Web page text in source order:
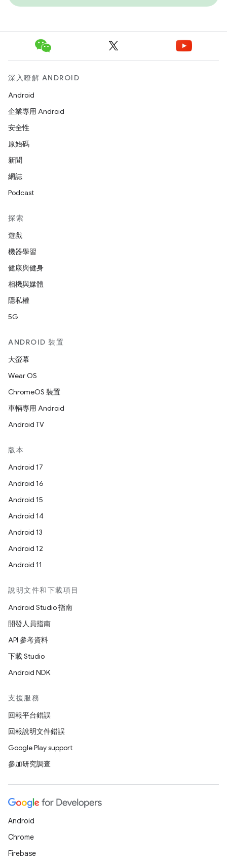
深入瞭解 ANDROID
Android
企業專用 Android
安全性
原始碼
新聞
網誌
Podcast
探索
遊戲
機器學習
健康與健身
相機與媒體
隱私權
5G
ANDROID 裝置
大螢幕
Wear OS
ChromeOS 裝置
車輛專用 Android
Android TV
版本
Android 17
Android 16
Android 15
Android 14
Android 13
Android 12
Android 11
說明文件和下載項目
Android Studio 指南
開發人員指南
API 參考資料
下載 Studio
Android NDK
支援服務
回報平台錯誤
回報說明文件錯誤
Google Play support
參加研究調查
Android
Chrome
Firebase